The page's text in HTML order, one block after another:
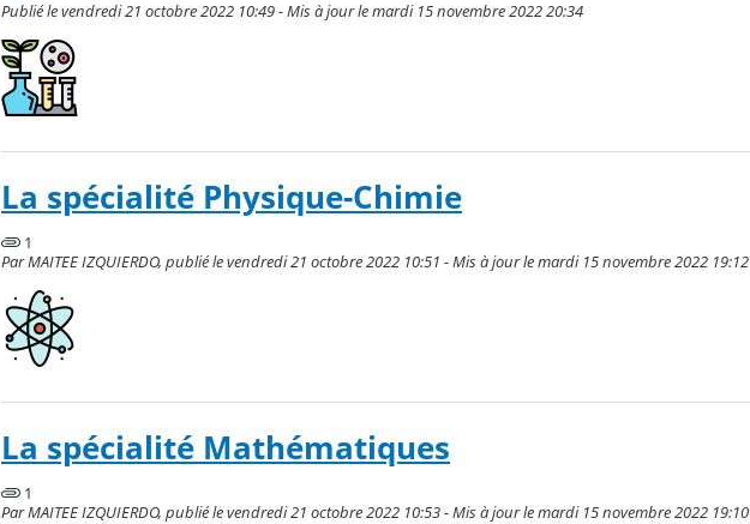
Publié le vendredi 21 octobre 2022 10:49 - Mis à jour le mardi 15 novembre 2022 20:34
La spécialité Physique-Chimie
1
Par MAITEE IZQUIERDO, publié le vendredi 21 octobre 2022 10:51 - Mis à jour le mardi 15 novembre 2022 19:12
La spécialité Mathématiques
1
Par MAITEE IZQUIERDO, publié le vendredi 21 octobre 2022 10:53 - Mis à jour le mardi 15 novembre 2022 19:10